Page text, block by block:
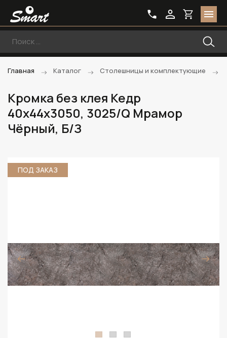
Главная Каталог Столешницы и комплектующие
Кромка без клея Кедр
40х44х3050, 3025/Q Мрамор
Чёрный, Б/З
ПОД ЗАКАЗ